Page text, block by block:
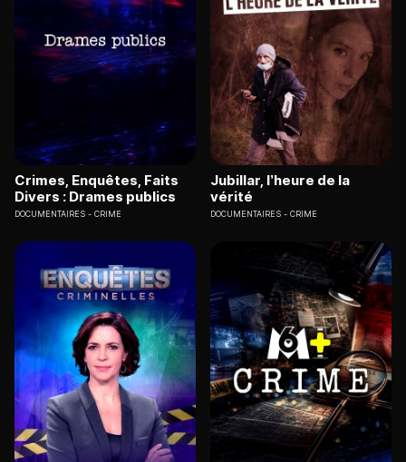
Crimes, Enquêtes, Faits
Divers : Drames publics
DOCUMENTAIRES CRIME
Jubillar, l’heure de la
vérité
DOCUMENTAIRES CRIME